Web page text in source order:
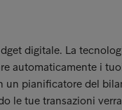
digitale. La
automaticamente i
un pianificatore del
le tue transazioni